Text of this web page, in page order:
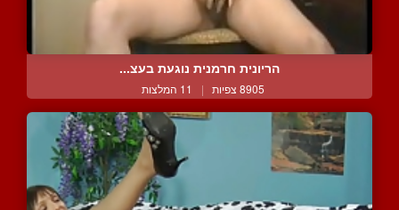
הריונית חרמנית נוגעת בעצ...
8905 צפיות | 11 המלצות